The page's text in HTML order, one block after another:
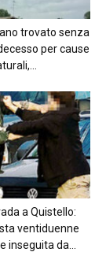
trovato senza
per cause
a Quistello:
ventiduenne
inseguita da...